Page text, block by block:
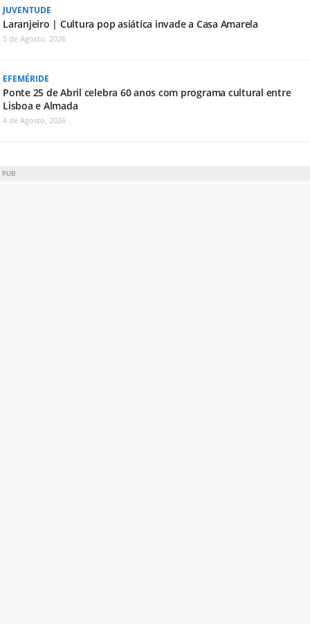
JUVENTUDE
Laranjeiro | Cultura pop asiática invade a Casa Amarela
5 de Agosto, 2026
EFEMÉRIDE
Ponte 25 de Abril celebra 60 anos com programa cultural entre
Lisboa e Almada
4 de Agosto, 2026
PUB